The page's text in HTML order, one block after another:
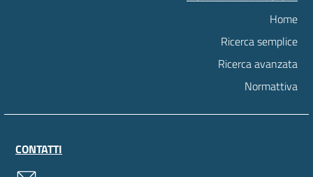
Home
Ricerca semplice
Ricerca avanzata
Normattiva
CONTATTI